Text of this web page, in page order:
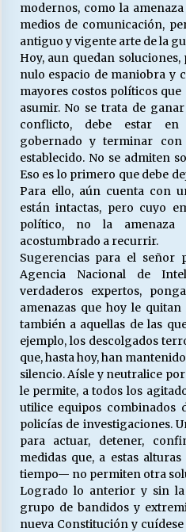
¿Asesores con
18/04/2026
Chile y sus
06/04/2026
modernos, como la
medios de comunicación,
antiguo y vigente arte de la
Hoy, aun quedan
nulo espacio de maniobra y
mayores costos políticos
asumir. No se trata de
conflicto, debe estar
gobernado y terminar
establecido. No se admiten
Eso es lo primero que debe
Para ello, aún cuenta con
están intactas, pero cuyo
político, no la
acostumbrado a recurrir.
Sugerencias para el señor
Agencia Nacional de
verdaderos expertos,
amenazas que hoy le
también a aquellas de las
ejemplo, los descolgados
que, hasta hoy, han
silencio. Aísle y neutralice
le permite, a todos los
utilice equipos combinados
policías de investigaciones.
para actuar, detener,
medidas que, a estas
tiempo— no permiten otra
Logrado lo anterior y sin
grupo de bandidos y
nueva Constitución y